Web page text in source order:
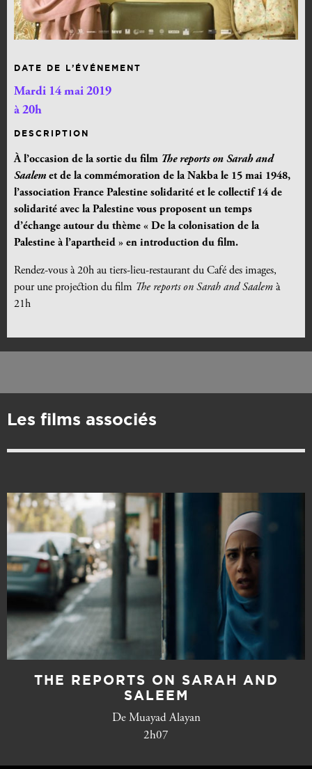
DATE DE L’ÉVÉNEMENT
Mardi 14 mai 2019
à 20h
DESCRIPTION
À l’occasion de la sortie du film The reports on Sarah and
Saalem et de la commémoration de la Nakba le 15 mai 1948,
l’association France Palestine solidarité et le collectif 14 de
solidarité avec la Palestine vous proposent un temps
d’échange autour du thème « De la colonisation de la
Palestine à l’apartheid » en introduction du film.
Rendez-vous à 20h au tiers-lieu-restaurant du Café des images,
pour une projection du film The reports on Sarah and Saalem à
21h
Les films associés
THE REPORTS ON SARAH AND
SALEEM
De Muayad Alayan
2h07